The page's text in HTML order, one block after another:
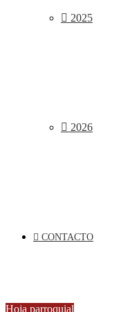
2025
2026
CONTACTO
Hoja parroquial